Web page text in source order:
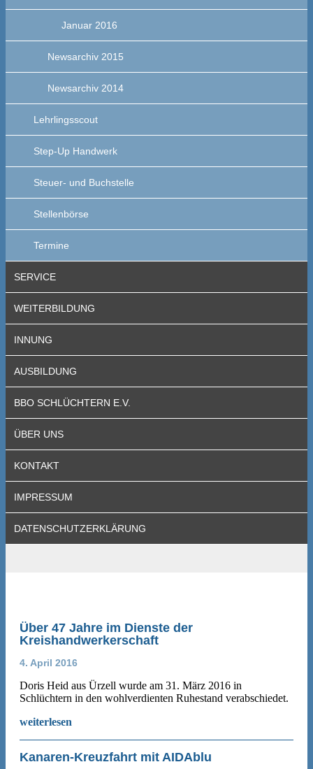
Januar 2016
Newsarchiv 2015
Newsarchiv 2014
Lehrlingsscout
Step-Up Handwerk
Steuer- und Buchstelle
Stellenbörse
Termine
SERVICE
WEITERBILDUNG
INNUNG
AUSBILDUNG
BBO SCHLÜCHTERN E.V.
ÜBER UNS
KONTAKT
IMPRESSUM
DATENSCHUTZERKLÄRUNG
Über 47 Jahre im Dienste der
Kreishandwerkerschaft
4. April 2016
Doris Heid aus Ürzell wurde am 31. März 2016 in
Schlüchtern in den wohlverdienten Ruhestand verabschiedet.
weiterlesen
Kanaren-Kreuzfahrt mit AIDAblu